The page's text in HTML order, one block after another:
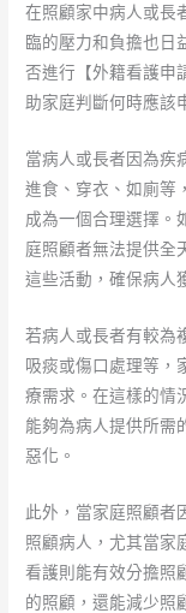
在照顧家中病人或長
臨的壓力和負擔也日
否進行【外籍看護申
助家庭判斷何時應該
當病人或長者因為疾
進食、穿衣、如廁等
成為一個合理選擇。
庭照顧者無法提供全
這些活動，確保病人
若病人或長者有較為
吸痰或傷口處理等，
療需求。在這樣的情
能夠為病人提供所需
惡化。
此外，當家庭照顧者
照顧病人，尤其當家
看護則能有效分擔照
的照顧，還能減少照